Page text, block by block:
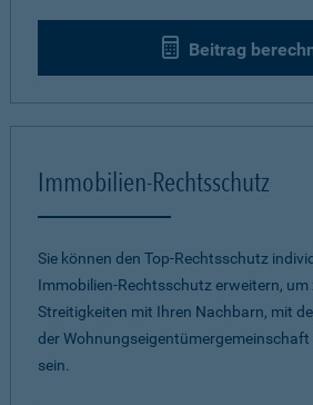
Beitrag
Immobilien-Rechtsschutz
Sie können den Top-Rechtsschutz
Immobilien-Rechtsschutz erweitern, um
Streitigkeiten mit Ihren Nachbarn, mit
der
sein.